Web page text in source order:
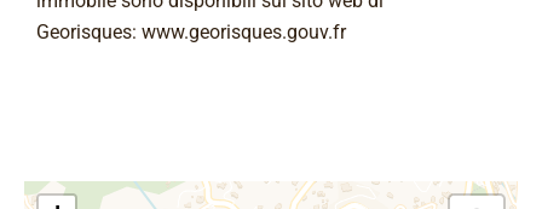
Georisques: www.georisques.gouv.fr